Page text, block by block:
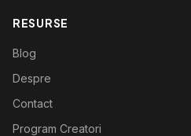
RESURSE
Blog
Despre
Contact
Program Creatori